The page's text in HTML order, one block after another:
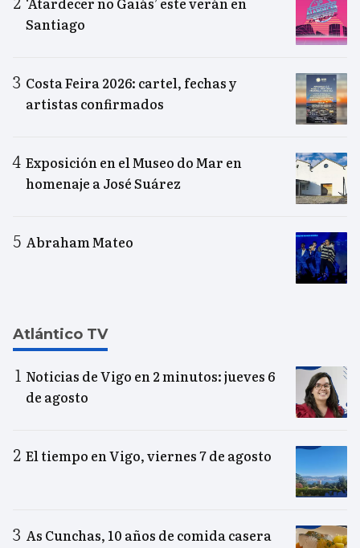
Santiago
Costa Feira 2026: cartel, fechas y
artistas confirmados
Exposición en el Museo do Mar en
homenaje a José Suárez
Abraham Mateo
Atlántico TV
Noticias de Vigo en 2 minutos: jueves 6
de agosto
El tiempo en Vigo, viernes 7 de agosto
As Cunchas, 10 años de comida casera